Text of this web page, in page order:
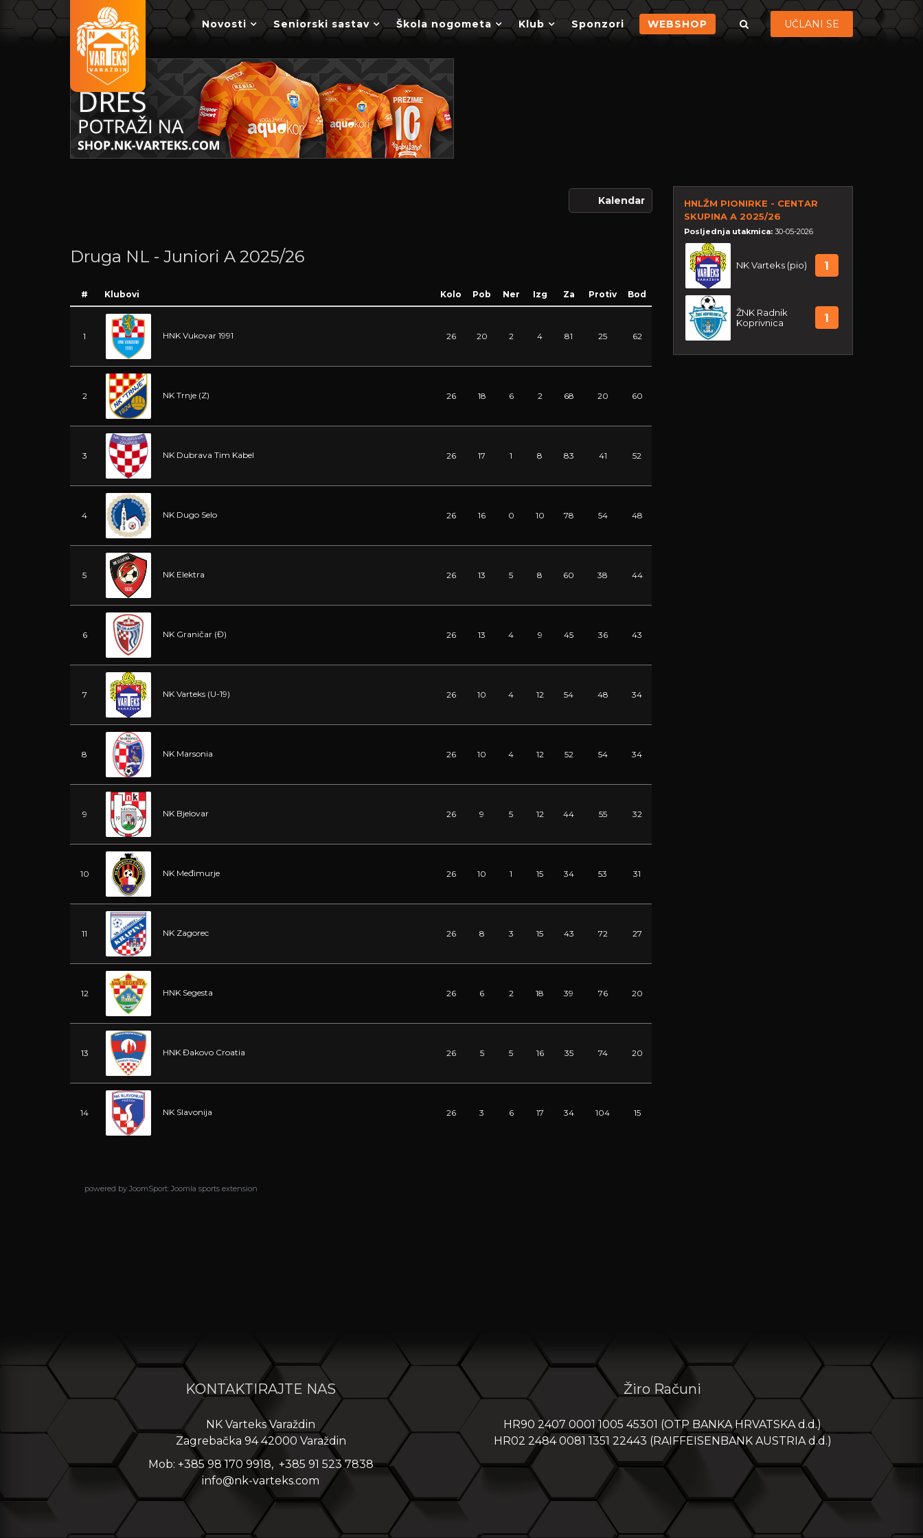
Novosti Seniorski sastav Škola nogometa Klub Sponzori WEBSHOP UČLANI SE
Kalendar
Druga NL - Juniori A 2025/26
# Klubovi Kolo Pob Ner Izg Za Protiv Bod
1 HNK Vukovar 1991 26 20 2 4 81 25 62
2 NK Trnje (Z) 26 18 6 2 68 20 60
3 NK Dubrava Tim Kabel 26 17 1 8 83 41 52
4 NK Dugo Selo 26 16 0 10 78 54 48
5 NK Elektra 26 13 5 8 60 38 44
6 NK Graničar (Đ) 26 13 4 9 45 36 43
7 NK Varteks (U-19) 26 10 4 12 54 48 34
8 NK Marsonia 26 10 4 12 52 54 34
9 NK Bjelovar 26 9 5 12 44 55 32
10 NK Međimurje 26 10 1 15 34 53 31
11 NK Zagorec 26 8 3 15 43 72 27
12 HNK Segesta 26 6 2 18 39 76 20
13 HNK Đakovo Croatia 26 5 5 16 35 74 20
14 NK Slavonija 26 3 6 17 34 104 15
powered by JoomSport: Joomla sports extension
HNLŽM PIONIRKE - CENTAR
SKUPINA A 2025/26
Posljednja utakmica: 30-05-2026
NK Varteks (pio) 1
ŽNK Radnik
Koprivnica
1
KONTAKTIRAJTE NAS
NK Varteks Varaždin
Zagrebačka 94 42000 Varaždin
Mob: +385 98 170 9918, +385 91 523 7838
info@nk-varteks.com
Žiro Računi
HR90 2407 0001 1005 45301 (OTP BANKA HRVATSKA d.d.)
HR02 2484 0081 1351 22443 (RAIFFEISENBANK AUSTRIA d.d.)